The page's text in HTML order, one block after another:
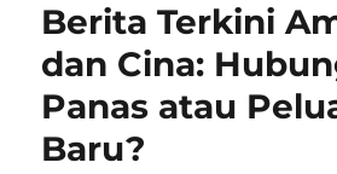
Berita Terkini
dan Cina:
Panas atau
Baru?